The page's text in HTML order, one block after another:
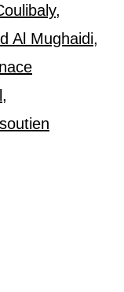
,
Al Mughaidi,
,
soutien